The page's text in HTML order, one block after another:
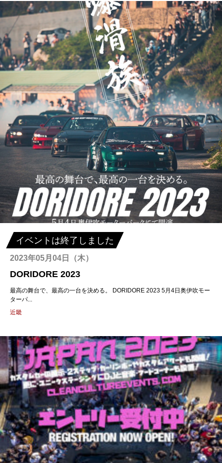
イベントは終了しました
2023年05月04日（木）
DORIDORE 2023
最高の舞台で、最高の一台を決める。 DORIDORE 2023 5月4日奥伊吹モー
ターパ...
近畿